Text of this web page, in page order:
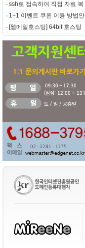
ssh로 접속하여 직접 자료 복
1+1 이벤트 쿠폰 이용 방법안
[웹메일호스팅] 64bit 호스팅